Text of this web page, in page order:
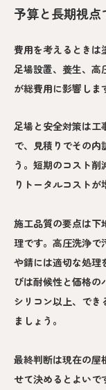
予算と長期視点
費用を考えるときは
足場設置、養生、高
が総費用に影響しま
足場と安全対策は工
で、見積りでその内
う。短期のコスト
りトータルコストが
施工品質の要点は下
理です。高圧洗浄で
や錆には適切な処理
びは耐候性と価格の
シリコン以上、でき
ましょう。
最終判断は現在の屋
せて決めるとよいで